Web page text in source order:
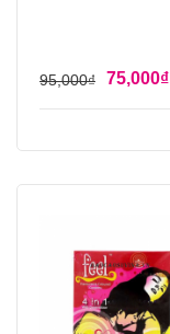
95,000₫ 75,000₫